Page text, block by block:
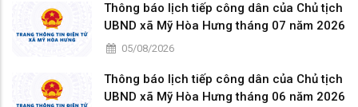
Thông báo lịch tiếp công dân của Chủ tịch
UBND xã Mỹ Hòa Hưng tháng 07 năm 2026
05/08/2026
Thông báo lịch tiếp công dân của Chủ tịch
UBND xã Mỹ Hòa Hưng tháng 06 năm 2026